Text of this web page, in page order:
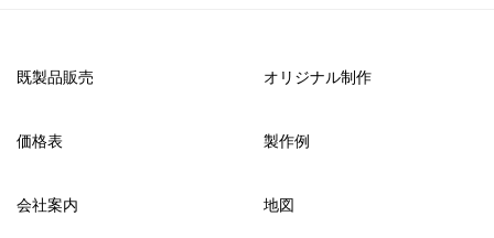
既製品販売 オリジナル制作
価格表 製作例
会社案内 地図